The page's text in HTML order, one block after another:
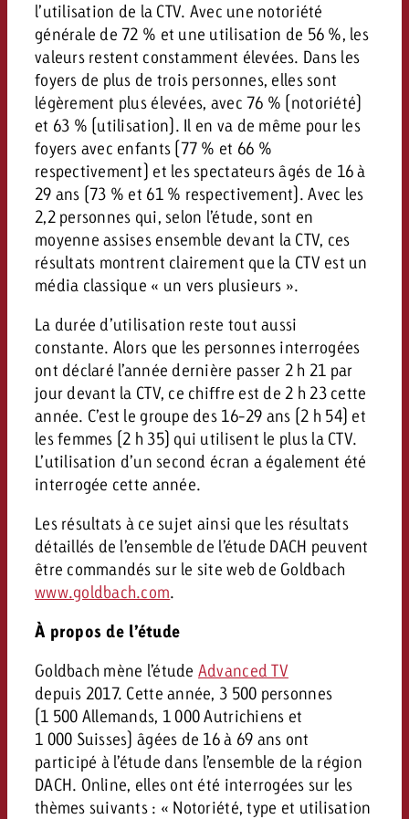
l’utilisation de la CTV. Avec une notoriété
générale de 72 % et une utilisation de 56 %, les
valeurs restent constamment élevées. Dans les
foyers de plus de trois personnes, elles sont
légèrement plus élevées, avec 76 % (notoriété)
et 63 % (utilisation). Il en va de même pour les
foyers avec enfants (77 % et 66 %
respectivement) et les spectateurs âgés de 16 à
29 ans (73 % et 61 % respectivement). Avec les
2,2 personnes qui, selon l’étude, sont en
moyenne assises ensemble devant la CTV, ces
résultats montrent clairement que la CTV est un
média classique « un vers plusieurs ».
La durée d’utilisation reste tout aussi
constante. Alors que les personnes interrogées
ont déclaré l’année dernière passer 2 h 21 par
jour devant la CTV, ce chiffre est de 2 h 23 cette
année. C’est le groupe des 16-29 ans (2 h 54) et
les femmes (2 h 35) qui utilisent le plus la CTV.
L’utilisation d’un second écran a également été
interrogée cette année.
Les résultats à ce sujet ainsi que les résultats
détaillés de l’ensemble de l’étude DACH peuvent
être commandés sur le site web de Goldbach
www.goldbach.com.
À propos de l’étude
Goldbach mène l’étude Advanced TV
depuis 2017. Cette année, 3 500 personnes
(1 500 Allemands, 1 000 Autrichiens et
1 000 Suisses) âgées de 16 à 69 ans ont
participé à l’étude dans l’ensemble de la région
DACH. Online, elles ont été interrogées sur les
thèmes suivants : « Notoriété, type et utilisation